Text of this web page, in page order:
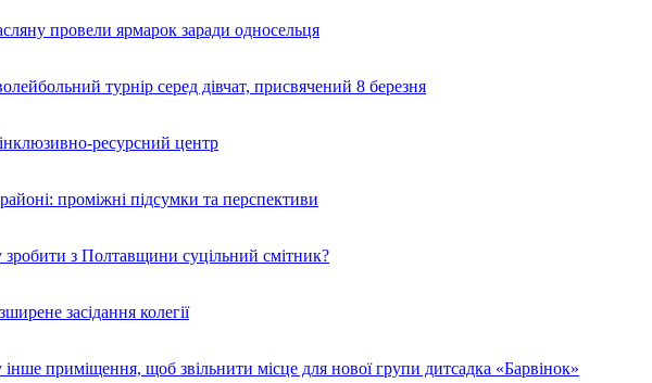
провели ярмарок заради односельця
турнір серед дівчат, присвячений 8 березня
ресурсний центр
проміжні підсумки та перспективи
з Полтавщини суцільний смітник?
засідання колегії
інше приміщення, щоб звільнити місце для нової групи дитсадка «Барвінок»